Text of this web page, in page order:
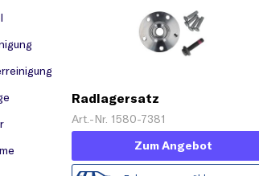
Radlagersatz
Art.-Nr. 1580-7381
Zum Angebot